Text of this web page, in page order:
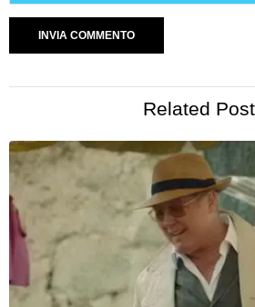
Related